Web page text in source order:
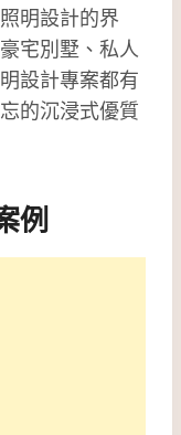
明設計的界
宅別墅、私人
設計專案都有
的沉浸式優質
例